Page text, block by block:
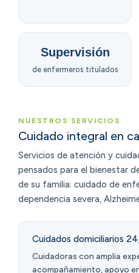
Supervisión
de enfermeros titulados
NUESTROS SERVICIOS
Cuidado integral en
Servicios de atención y
pensados para el bienestar
de su familia: cuidado de
dependencia severa,
Cuidados domiciliarios
Cuidadoras con amplia
acompañamiento, apoyo